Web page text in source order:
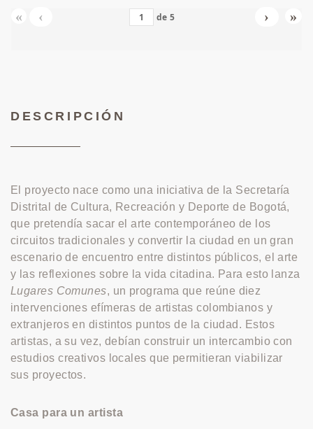
« ‹ de5 › »
DESCRIPCIÓN
El proyecto nace como una iniciativa de la Secretaría
Distrital de Cultura, Recreación y Deporte de Bogotá,
que pretendía sacar el arte contemporáneo de los
circuitos tradicionales y convertir la ciudad en un gran
escenario de encuentro entre distintos públicos, el arte
y las reflexiones sobre la vida citadina. Para esto lanza
Lugares Comunes, un programa que reúne diez
intervenciones efímeras de artistas colombianos y
extranjeros en distintos puntos de la ciudad. Estos
artistas, a su vez, debían construir un intercambio con
estudios creativos locales que permitieran viabilizar
sus proyectos.
Casa para un artista